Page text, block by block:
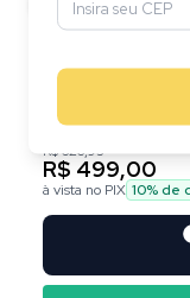
R$ 626,95
R$ 499,00
à vista no PIX 10% de